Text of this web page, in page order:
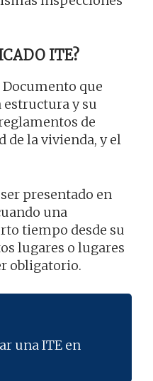
ITE?
Documento que
estructura y su
de
de la vivienda, y el
presentado en
una
tiempo desde su
lugares o lugares
obligatorio.
una ITE en